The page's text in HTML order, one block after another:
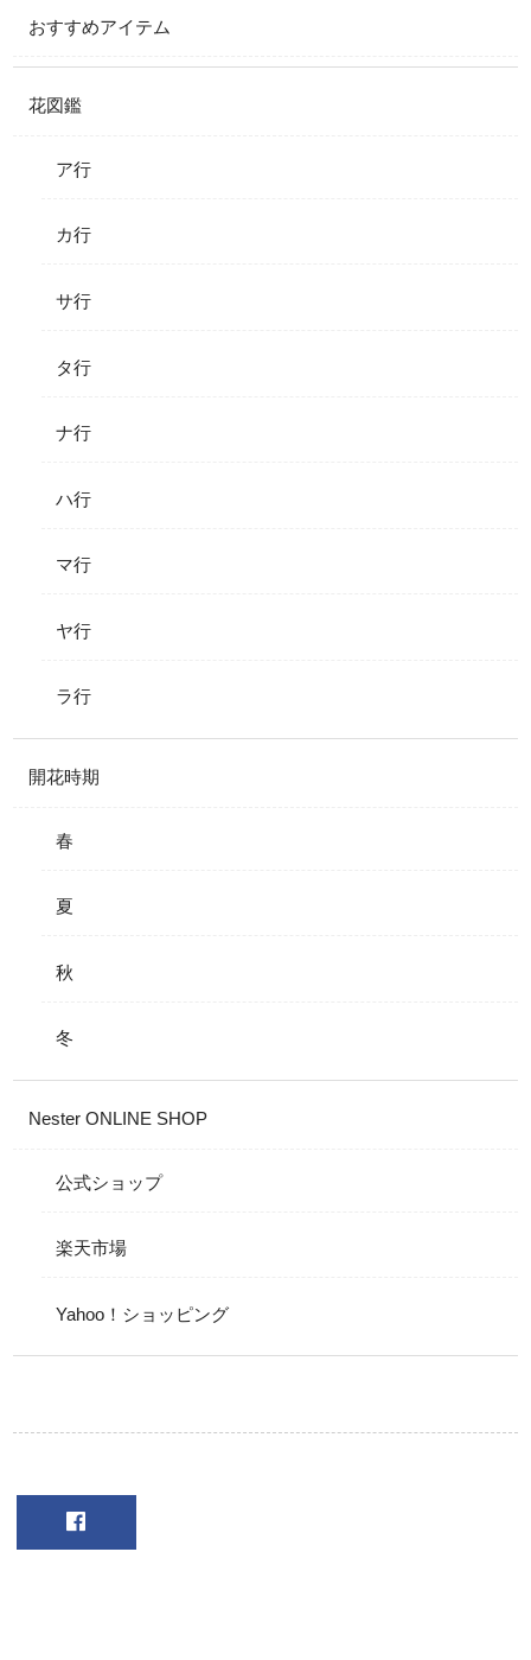
おすすめアイテム
花図鑑
ア行
カ行
サ行
タ行
ナ行
ハ行
マ行
ヤ行
ラ行
開花時期
春
夏
秋
冬
Nester ONLINE SHOP
公式ショップ
楽天市場
Yahoo！ショッピング